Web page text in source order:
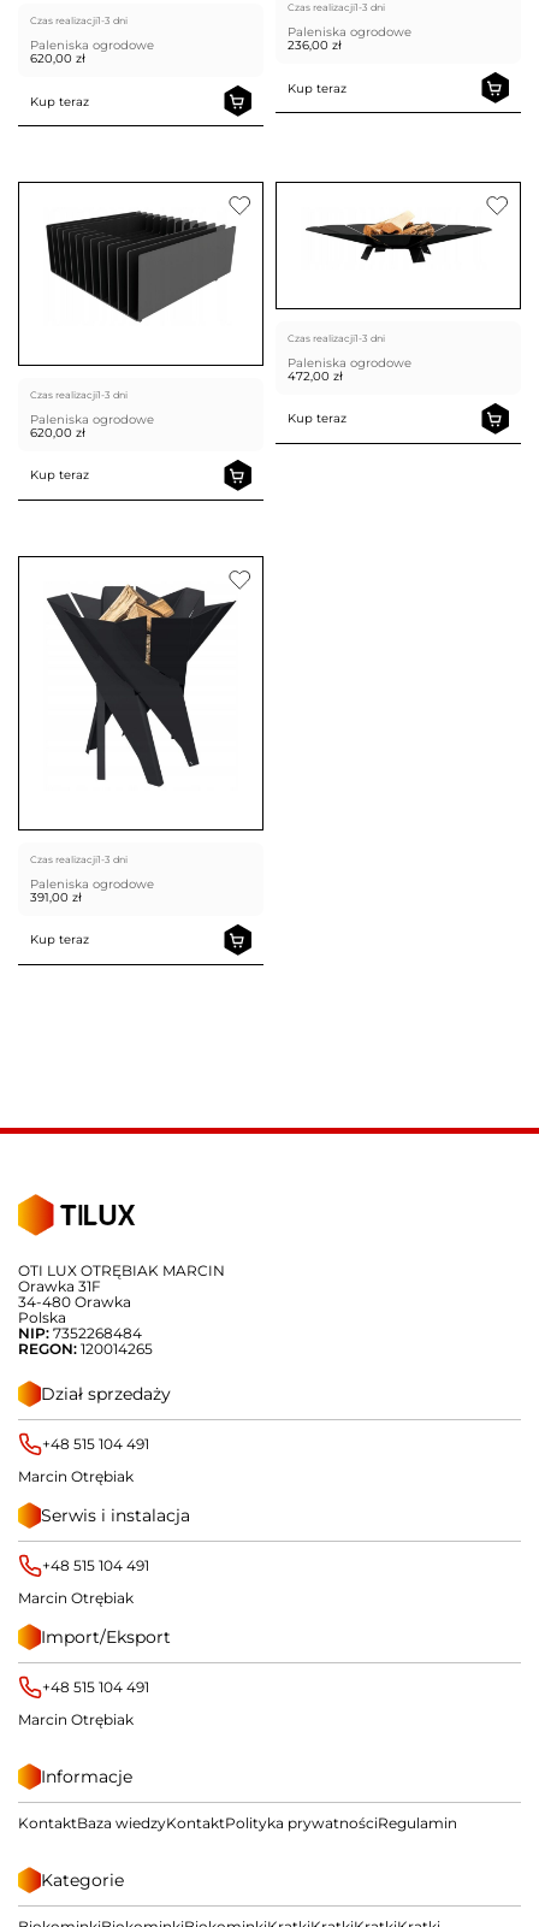
Czas realizacji1-3 dni
Paleniska ogrodowe
620,00 zł
Kup teraz
Czas realizacji1-3 dni
Paleniska ogrodowe
236,00 zł
Kup teraz
Czas realizacji1-3 dni
Paleniska ogrodowe
620,00 zł
Kup teraz
Czas realizacji1-3 dni
Paleniska ogrodowe
472,00 zł
Kup teraz
Czas realizacji1-3 dni
Paleniska ogrodowe
391,00 zł
Kup teraz
OTI LUX OTRĘBIAK MARCIN
Orawka 31F
34-480 Orawka
Polska
NIP: 7352268484
REGON: 120014265
Dział sprzedaży
+48 515 104 491
Marcin Otrębiak
Serwis i instalacja
+48 515 104 491
Marcin Otrębiak
Import/Eksport
+48 515 104 491
Marcin Otrębiak
Informacje
KontaktBaza wiedzyKontaktPolityka prywatnościRegulamin
Kategorie